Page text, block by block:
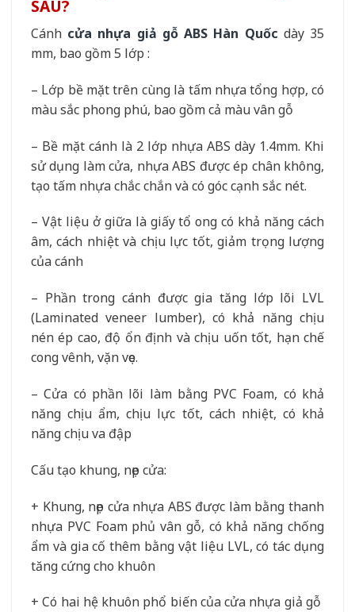
SAU?
Cánh cửa nhựa giả gỗ ABS Hàn Quốc dày 35
mm, bao gồm 5 lớp :
– Lớp bề mặt trên cùng là tấm nhựa tổng hợp, có
màu sắc phong phú, bao gồm cả màu vân gỗ
– Bề mặt cánh là 2 lớp nhựa ABS dày 1.4mm. Khi
sử dụng làm cửa, nhựa ABS được ép chân không,
tạo tấm nhựa chắc chắn và có góc cạnh sắc nét.
– Vật liệu ở giữa là giấy tổ ong có khả năng cách
âm, cách nhiệt và chịu lực tốt, giảm trọng lượng
của cánh
– Phần trong cánh được gia tăng lớp lõi LVL
(Laminated veneer lumber), có khả năng chịu
nén ép cao, độ ổn định và chịu uốn tốt, hạn chế
cong vênh, vặn vẹo.
– Cửa có phần lõi làm bằng PVC Foam, có khả
năng chịu ẩm, chịu lực tốt, cách nhiệt, có khả
năng chịu va đập
Cấu tạo khung, nẹp cửa:
+ Khung, nẹp cửa nhựa ABS được làm bằng thanh
nhựa PVC Foam phủ vân gỗ, có khả năng chống
ẩm và gia cố thêm bằng vật liệu LVL, có tác dụng
tăng cứng cho khuôn
+ Có hai hệ khuôn phổ biến của cửa nhựa giả gỗ